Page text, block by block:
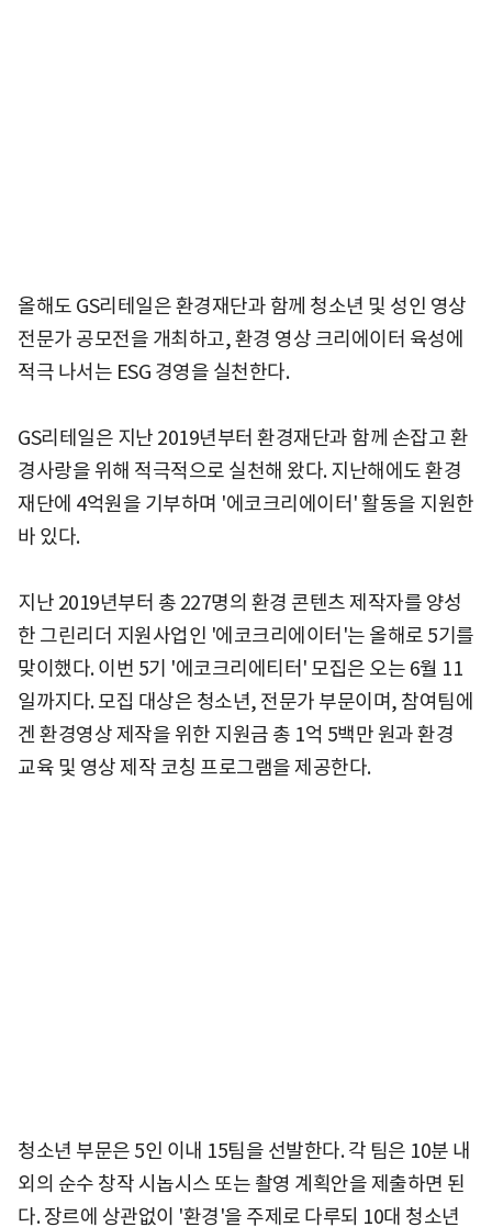
올해도 GS리테일은 환경재단과 함께 청소년 및 성인 영상
전문가 공모전을 개최하고, 환경 영상 크리에이터 육성에
적극 나서는 ESG 경영을 실천한다.
GS리테일은 지난 2019년부터 환경재단과 함께 손잡고 환
경사랑을 위해 적극적으로 실천해 왔다. 지난해에도 환경
재단에 4억원을 기부하며 '에코크리에이터' 활동을 지원한
바 있다.
지난 2019년부터 총 227명의 환경 콘텐츠 제작자를 양성
한 그린리더 지원사업인 '에코크리에이터'는 올해로 5기를
맞이했다. 이번 5기 '에코크리에티터' 모집은 오는 6월 11
일까지다. 모집 대상은 청소년, 전문가 부문이며, 참여팀에
겐 환경영상 제작을 위한 지원금 총 1억 5백만 원과 환경
교육 및 영상 제작 코칭 프로그램을 제공한다.
청소년 부문은 5인 이내 15팀을 선발한다. 각 팀은 10분 내
외의 순수 창작 시놉시스 또는 촬영 계획안을 제출하면 된
다. 장르에 상관없이 '환경'을 주제로 다루되 10대 청소년